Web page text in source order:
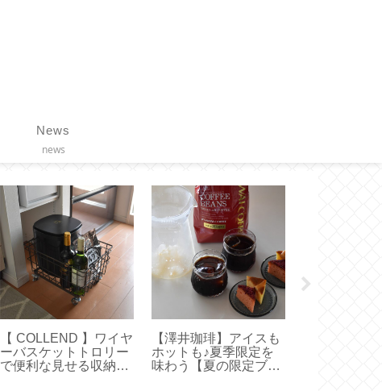
News
news
【 COLLEND 】ワイヤ
ーバスケットトロリー
で便利な見せる収納
【澤井珈琲】アイスも
ホットも♪夏季限定を
味わう【夏の限定ブレ